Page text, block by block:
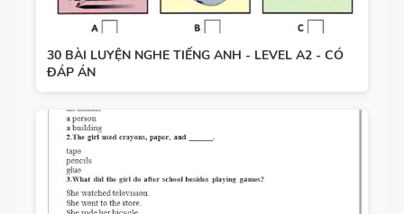
30 BÀI LUYỆN NGHE TIẾNG ANH - LEVEL A2 - CÓ
ĐÁP ÁN